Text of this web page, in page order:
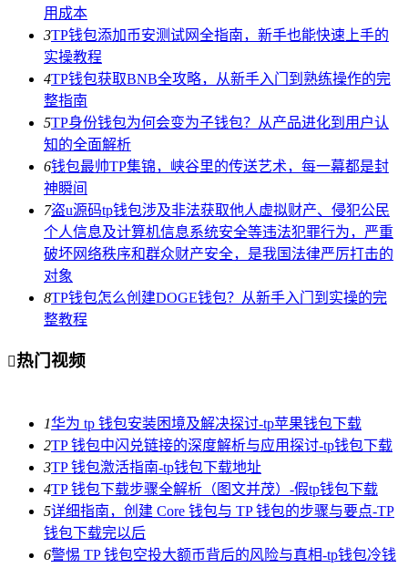
用成本
3TP钱包添加币安测试网全指南，新手也能快速上手的
实操教程
4TP钱包获取BNB全攻略，从新手入门到熟练操作的完
整指南
5TP身份钱包为何会变为子钱包？从产品进化到用户认
知的全面解析
6钱包最帅TP集锦，峡谷里的传送艺术，每一幕都是封
神瞬间
7盗u源码tp钱包涉及非法获取他人虚拟财产、侵犯公民
个人信息及计算机信息系统安全等违法犯罪行为，严重
破坏网络秩序和群众财产安全，是我国法律严厉打击的
对象
8TP钱包怎么创建DOGE钱包？从新手入门到实操的完
整教程
热门视频
1华为 tp 钱包安装困境及解决探讨-tp苹果钱包下载
2TP 钱包中闪兑链接的深度解析与应用探讨-tp钱包下载
3TP 钱包激活指南-tp钱包下载地址
4TP 钱包下载步骤全解析（图文并茂）-假tp钱包下载
5详细指南，创建 Core 钱包与 TP 钱包的步骤与要点-TP
钱包下载完以后
6警惕 TP 钱包空投大额币背后的风险与真相-tp钱包冷钱